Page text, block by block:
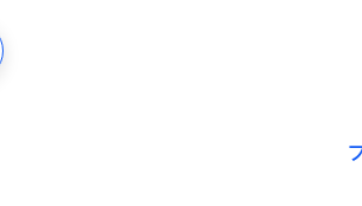
その他に関する情報を提供し、金融商品等の
、提供するため